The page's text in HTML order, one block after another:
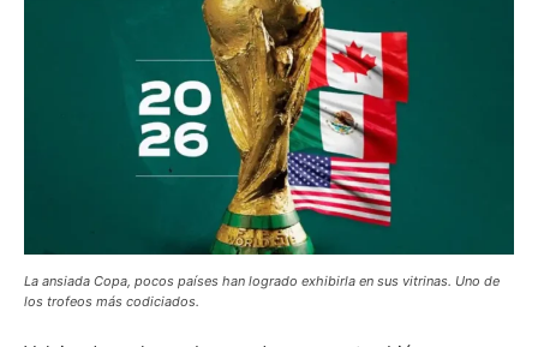
La ansiada Copa, pocos países han logrado exhibirla en sus vitrinas. Uno de
los trofeos más codiciados.